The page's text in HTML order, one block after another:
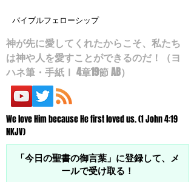
バイブルフェローシップ
神が先に愛してくれたからこそ、私たち
は神や人を愛すことができるのだ！（ヨ
ハネ筆・手紙Ⅰ 4章19節 AB）
We love Him because He first loved us. (1 John 4:19
NKJV)
「今日の聖書の御言葉」に登録して、メ
ールで受け取る！